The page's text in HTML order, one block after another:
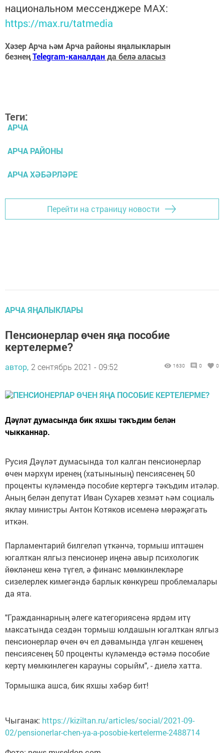
национальном мессенджере MАХ:
https://max.ru/tatmedia
Хәзер Арча һәм Арча районы яңалыкларын
безнеңTelegram-каналданда белә аласыз
Теги:
АРЧА
АРЧА РАЙОНЫ
АРЧА ХӘБӘРЛӘРЕ
Перейти на страницу новости
АРЧА ЯҢАЛЫКЛАРЫ
Пенсионерлар өчен яңа пособие
кертелерме?
автор, 2 сентябрь 2021 - 09:52 1630 0 0
Дәүләт думасында бик яхшы тәкъдим белән
чыкканнар.
Русия Дәүләт думасында тол калган пенсионерлар
өчен мәрхүм иренең (хатынының) пенсиясенең 50
проценты күләмендә пособие кертергә тәкъдим итәләр.
Аның белән депутат Иван Сухарев хезмәт һәм социаль
яклау министры Антон Котяков исеменә мөрәҗәгать
иткән.
Парламентарий билгеләп үткәнчә, тормыш иптәшен
югалткан ялгыз пенсионер иңенә авыр психологик
йөкләнеш кенә түгел, ә финанс мөмкинлекләре
сизелерлек кимегәндә барлык көнкүреш проблемалары
да ята.
"Гражданнарның әлеге категориясенә ярдәм итү
максатында сездән тормыш юлдашын югалткан ялгыз
пенсионерлар өчен өч ел дәвамында үлгән кешенең
пенсиясенең 50 проценты күләмендә өстәмә пособие
кертү мөмкинлеген карауны сорыйм", - диелә хатта.
Тормышка ашса, бик яхшы хәбәр бит!
Чыганак: https://kiziltan.ru/articles/social/2021-09-
02/pensionerlar-chen-ya-a-posobie-kertelerme-2488714